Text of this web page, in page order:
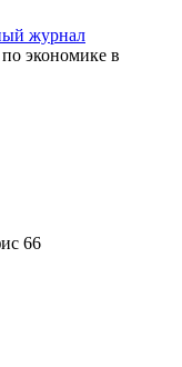
экономике в
66